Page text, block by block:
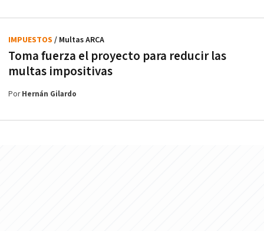
Toma fuerza el proyecto para reducir las
multas impositivas
IMPUESTOS / Multas ARCA
PorHernán Gilardo